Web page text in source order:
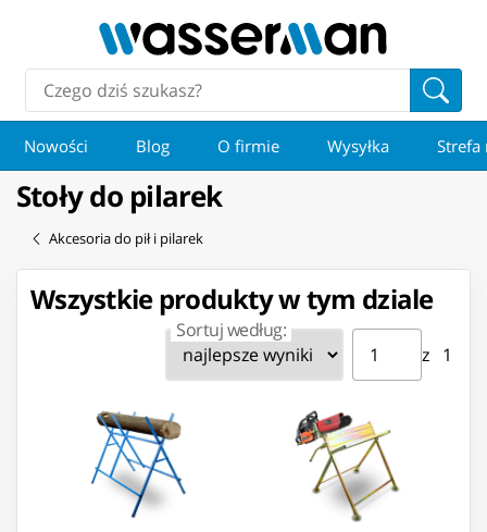
Nowości Blog O firmie Wysyłka Strefa
Stoły do pilarek
Akcesoria do pił i pilarek
Wszystkie produkty w tym dziale
Sortuj według: Strona ⁨1⁩ z ⁨1⁩
z ⁨1⁩
Przejdź do strony